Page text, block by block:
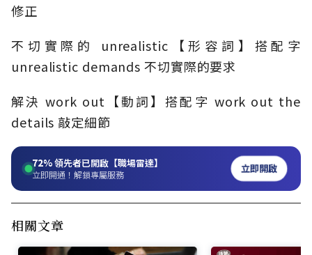
修正
不切實際的 unrealistic【形容詞】搭配字
unrealistic demands 不切實際的要求
解決 work out【動詞】搭配字 work out the
details 敲定細節
72%領先者已開啟【職場雷達】
立即開通！解鎖專屬服務 立即開啟
相關文章